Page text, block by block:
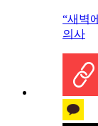
“새벽
의사